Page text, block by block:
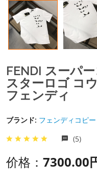
FENDI スーパ
スターロゴ コ
フェンディ
ブランド: フェンディコピー
(5)
价格： 7300.00